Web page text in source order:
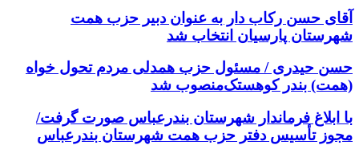
آقای حسن رکاب دار به عنوان دبیر حزب همت
شهرستان پارسیان انتخاب شد
حسن حیدری / مسئول حزب همدلی مردم تحول خواه
(همت) بندر کوهستک‌منصوب شد
با ابلاغ فرماندار شهرستان بندرعباس صورت گرفت/
مجوز تأسیس دفتر حزب همت شهرستان بندرعباس